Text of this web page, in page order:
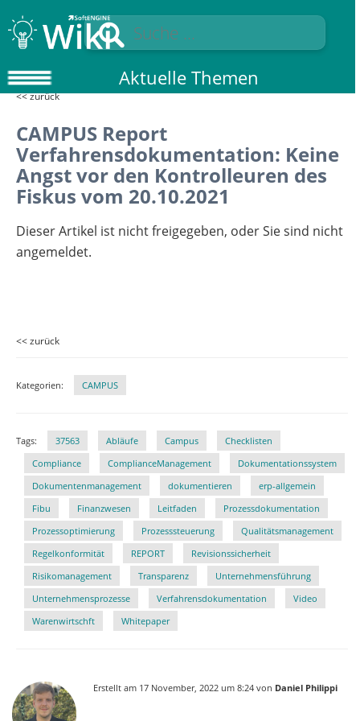
Aktuelle Themen
<< zurück
CAMPUS Report
Verfahrensdokumentation: Keine
Angst vor den Kontrolleuren des
Fiskus vom 20.10.2021
Dieser Artikel ist nicht freigegeben, oder Sie sind nicht
angemeldet.
<< zurück
Kategorien: CAMPUS
Tags: 37563 Abläufe Campus
Checklisten
Compliance
ComplianceManagement
Dokumentationssystem
Dokumentenmanagement
dokumentieren
erp-allgemein
Fibu
Finanzwesen Leitfaden
Prozessdokumentation
Prozessoptimierung
Prozesssteuerung
Qualitätsmanagement
Regelkonformität
REPORT
Revisionssicherheit
Risikomanagement
Transparenz
Unternehmensführung
Unternehmensprozesse
Verfahrensdokumentation
Video
Warenwirtschft
Whitepaper
Erstellt am 17 November, 2022 um 8:24 von Daniel Philippi